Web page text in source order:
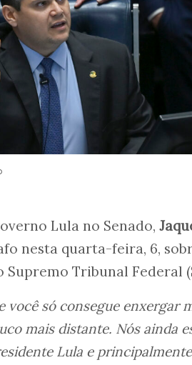
Lula no Senado,
nesta quarta-feira, 6,
Supremo Tribunal Federal (
você só consegue
mais distante. Nós ainda
Lula e